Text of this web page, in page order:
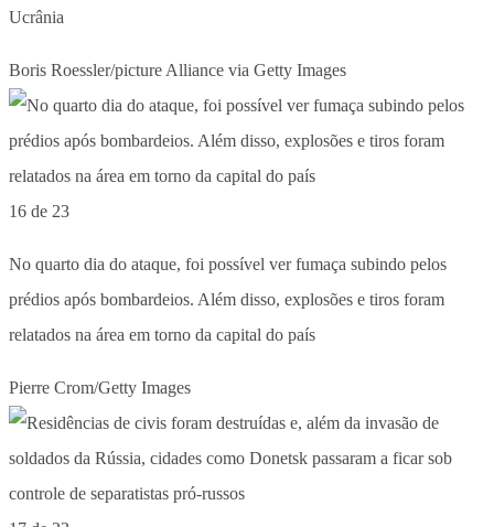
Ucrânia
Boris Roessler/picture Alliance via Getty Images
16 de 23
No quarto dia do ataque, foi possível ver fumaça subindo pelos
prédios após bombardeios. Além disso, explosões e tiros foram
relatados na área em torno da capital do país
Pierre Crom/Getty Images